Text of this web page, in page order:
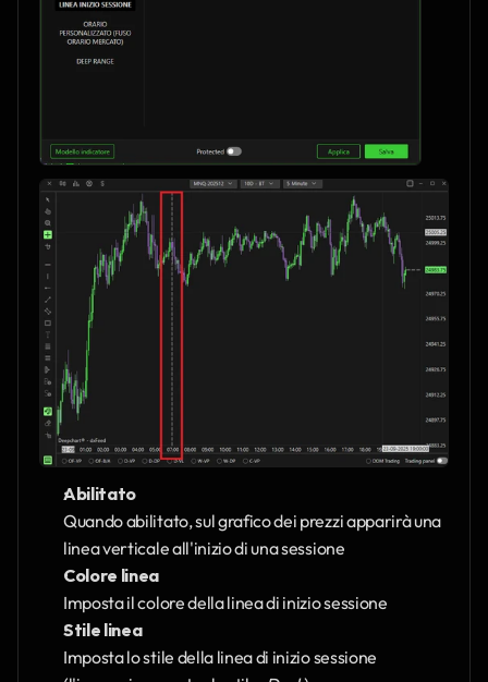
Abilitato
Quando abilitato, sul grafico dei prezzi apparirà una
linea verticale all'inizio di una sessione
Colore linea
Imposta il colore della linea di inizio sessione
Stile linea
Imposta lo stile della linea di inizio sessione